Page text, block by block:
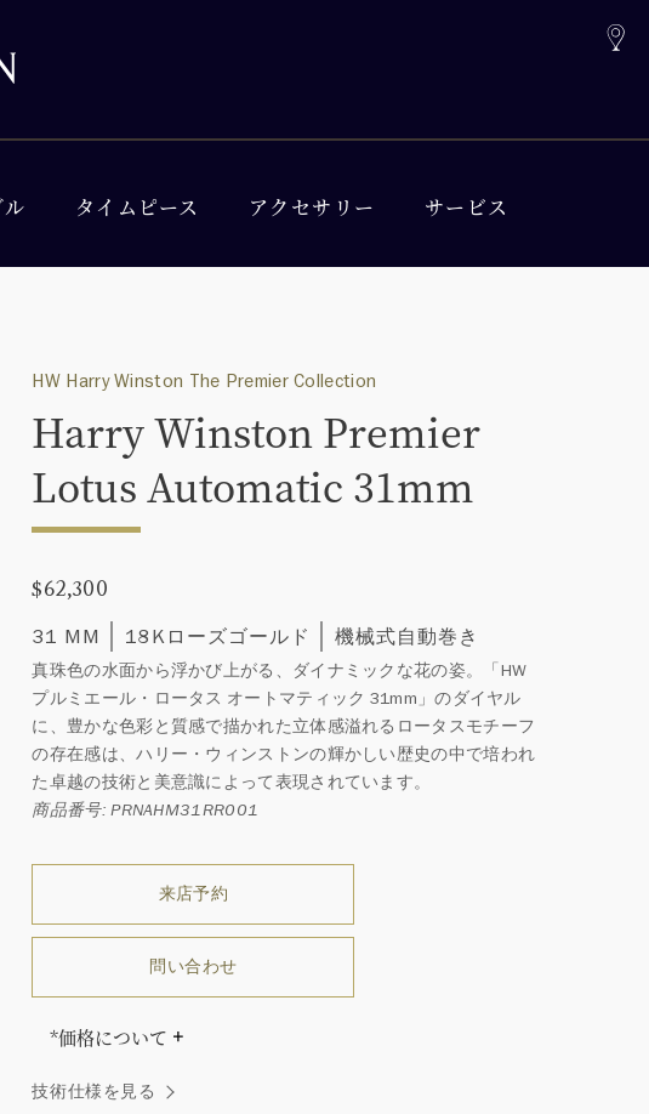
タイムピース アクセサリー サービス
HW Harry Winston The Premier Collection
Harry Winston Premier
Lotus Automatic 31mm
$62,300
31 MM 18Kローズゴールド 機械式自動巻き
真珠色の水面から浮かび上がる、ダイナミックな花の姿。「HW
プルミエール・ロータス オートマティック 31mm」のダイヤル
に、豊かな色彩と質感で描かれた立体感溢れるロータスモチーフ
の存在感は、ハリー・ウィンストンの輝かしい歴史の中で培われ
た卓越の技術と美意識によって表現されています。
商品番号: PRNAHM31RR001
来店予約
問い合わせ
*価格について
ウィンストンはそう語りました。ハリー・ウィンストンによって
技術仕様を見る